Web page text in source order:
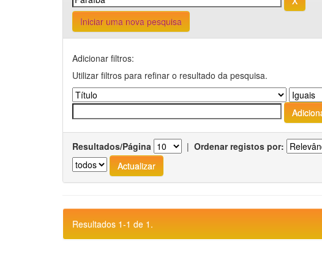
Iniciar uma nova pesquisa
Adicionar filtros:
Utilizar filtros para refinar o resultado da pesquisa.
Resultados/Página | Ordenar registos por:
Resultados 1-1 de 1.